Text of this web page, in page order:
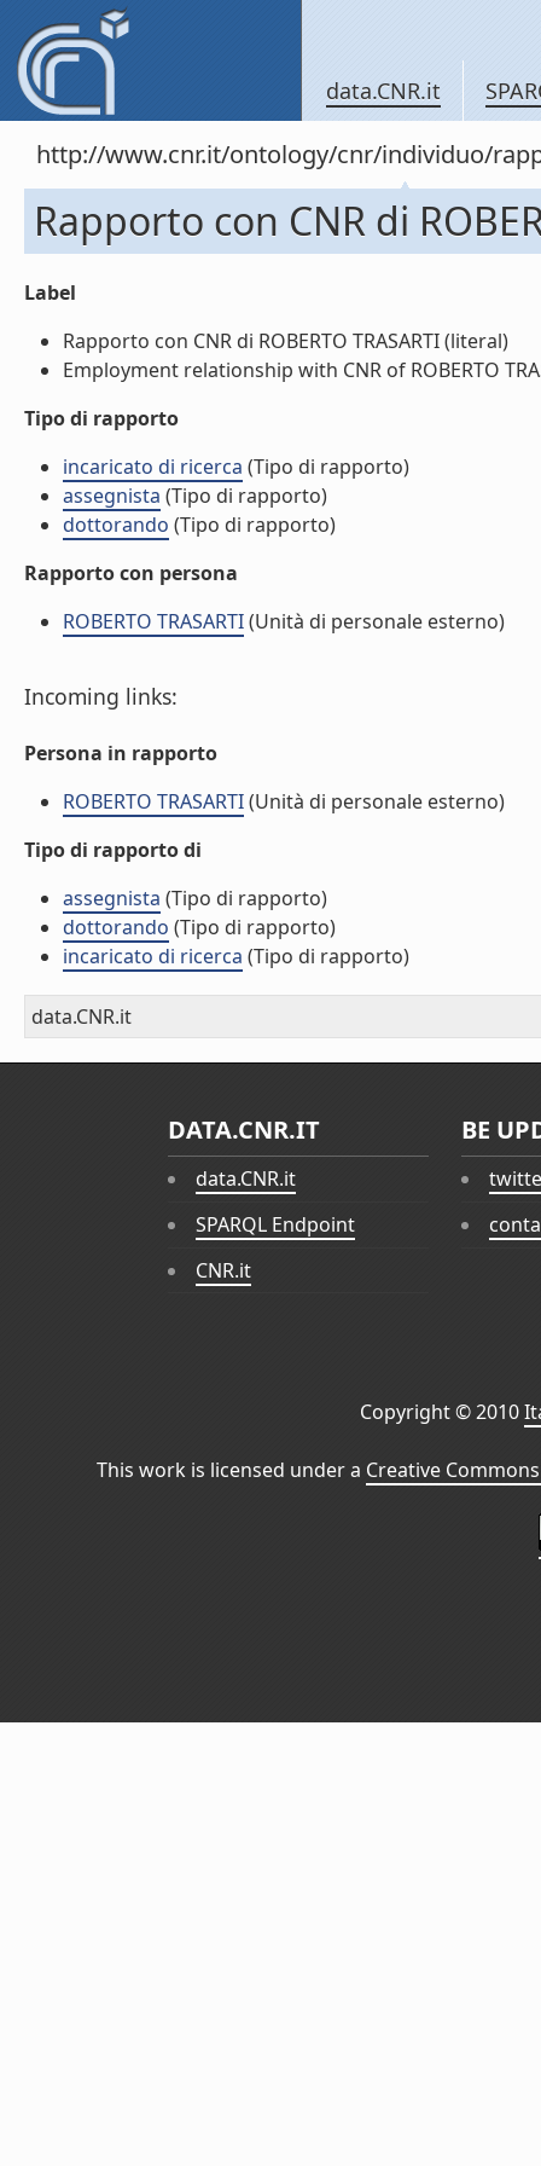
data.CNR.it
http://www.cnr.it/ontology/cnr/individuo/
Rapporto con CNR di
Label
Rapporto con CNR di ROBERTO TRASARTI (literal)
Employment relationship with CNR of ROBERTO
Tipo di rapporto
incaricato di ricerca (Tipo di rapporto)
assegnista (Tipo di rapporto)
dottorando (Tipo di rapporto)
Rapporto con persona
ROBERTO TRASARTI(Unità di personale esterno)
Incoming links:
Persona in rapporto
ROBERTO TRASARTI(Unità di personale esterno)
Tipo di rapporto di
assegnista (Tipo di rapporto)
dottorando (Tipo di rapporto)
incaricato di ricerca (Tipo di rapporto)
data.CNR.it
DATA.CNR.IT
data.CNR.it
SPARQL Endpoint
CNR.it
BE
Copyright © 2010
This work is licensed under a Creative